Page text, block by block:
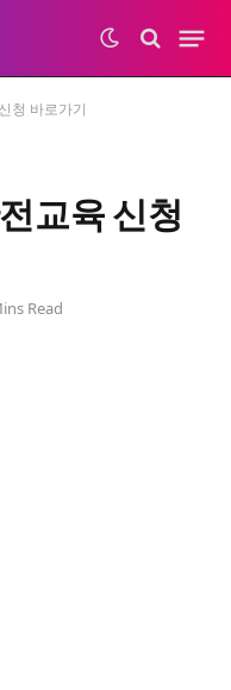
청 바로가기
교육 신청
Read